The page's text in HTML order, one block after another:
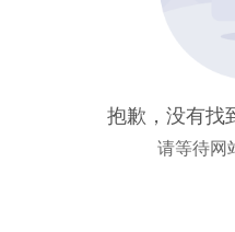
抱歉，没有找
请等待网